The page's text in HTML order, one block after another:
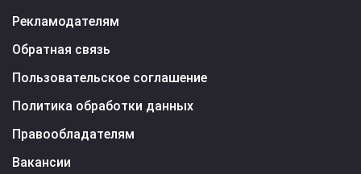
Рекламодателям
Обратная связь
Пользовательское соглашение
Политика обработки данных
Правообладателям
Вакансии